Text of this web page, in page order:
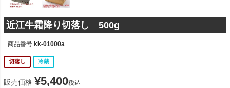
近江牛霜降り切落し 500g
商品番号 kk-01000a
切落し 冷蔵
販売価格 ¥5,400税込